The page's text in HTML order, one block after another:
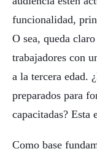
funcionalidad,
O sea, queda
trabajadores con
a la tercera edad.
preparados para
capacitadas? Esta
Como base